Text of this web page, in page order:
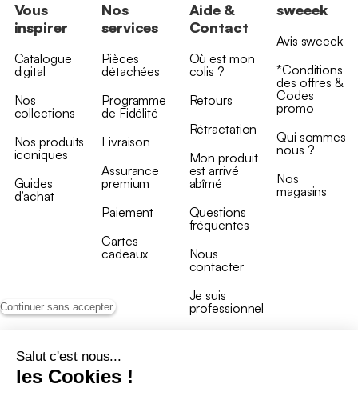
Continuer sans accepter
Salut c'est nous...
les Cookies !
Vous
inspirer
Catalogue
digital
Nos
collections
Nos produits
iconiques
Guides
d’achat
Nos
services
Pièces
détachées
Programme
de Fidélité
Livraison
Assurance
premium
Paiement
Cartes
cadeaux
Aide &
Contact
Où est mon
colis ?
Retours
Rétractation
Mon produit
est arrivé
abîmé
Questions
fréquentes
Nous
contacter
Je suis
professionnel
sweeek
Avis sweeek
*Conditions
des offres &
Codes
promo
Qui sommes
nous ?
Nos
magasins